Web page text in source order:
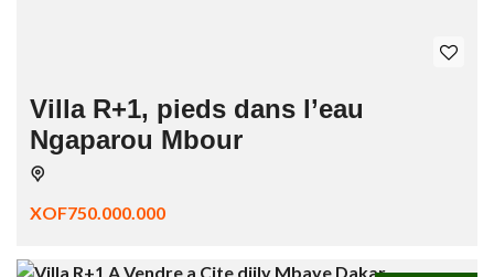
Villa R+1, pieds dans l’eau
Ngaparou Mbour
XOF750.000.000